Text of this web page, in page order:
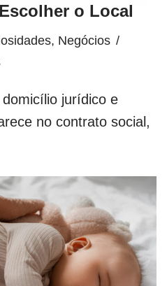
o Local
, Negócios
jurídico e
no contrato social,